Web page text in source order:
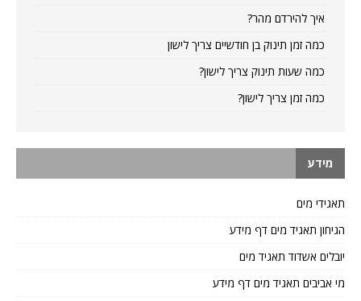
איך להירדם מהר?
כמה זמן תינוק בן חודשיים צריך לישון
כמה שעות תינוק צריך לישון?
כמה זמן צריך לישון?
מידע
תאגידי מים
הגיחון תאגיד מים דף מידע
יובלים אשדוד תאגיד מים
מי אביבים תאגיד מים דף מידע